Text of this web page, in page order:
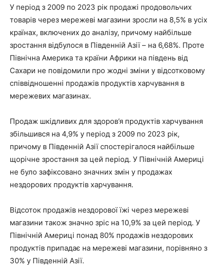
У період з 2009 по 2023 рік продажі продовольчих
товарів через мережеві магазини зросли на 8,5% в усіх
країнах, включених до аналізу, причому найбільше
зростання відбулося в Південній Азії – на 6,68%. Проте
Північна Америка та країни Африки на південь від
Сахари не повідомили про жодні зміни у відсотковому
співвідношенні продажів продуктів харчування в
мережевих магазинах.
Продаж шкідливих для здоров’я продуктів харчування
збільшився на 4,9% у період з 2009 по 2023 рік,
причому в Південній Азії спостерігалося найбільше
щорічне зростання за цей період. У Північній Америці
не було зафіксовано значних змін у продажах
нездорових продуктів харчування.
Відсоток продажів нездорової їжі через мережеві
магазини також значно зріс на 10,9% за цей період. У
Північній Америці понад 80% продажів нездорових
продуктів припадає на мережеві магазини, порівняно з
30% у Південній Азії.